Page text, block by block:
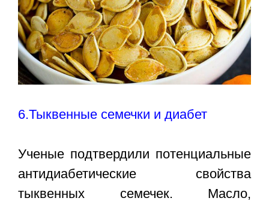
6.Тыквенные семечки и диабет
Ученые подтвердили потенциальные
антидиабетические свойства
тыквенных семечек. Масло,